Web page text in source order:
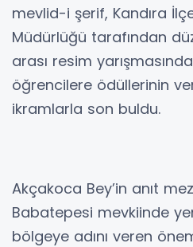
mevlid-i şerif, Kandıra
Müdürlüğü tarafından
arası resim
öğrencilere ödüllerinin
ikramlarla son buldu.
Akçakoca Bey’in anıt
Babatepesi mevkiinde
bölgeye adını veren